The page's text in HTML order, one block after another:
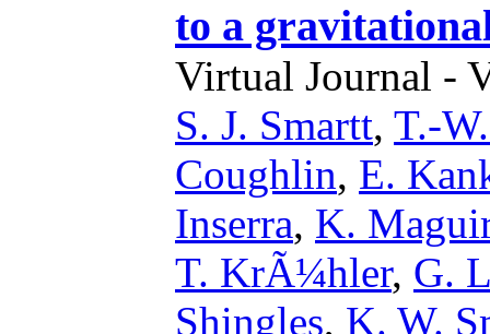
to a
Virtual Journal -
S. J. Smartt, T.-
Coughlin, E.
Inserra, K.
T. KrÃ¼hler, G.
Shingles, K. W.